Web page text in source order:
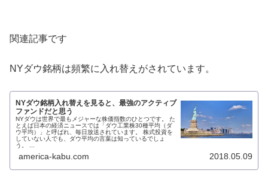
関連記事です
NYダウ銘柄は頻繁に入れ替えがされています。
NYダウ銘柄入れ替えを見ると、最強のアクティブ
ファンドだと思う
NYダウは世界で最もメジャーな株価指数のひとつです。 た
とえば日本の経済ニュースでは「ダウ工業株30種平均（ダ
ウ平均）」と呼ばれ、毎日放送されています。 株式投資を
していない人でも、ダウ平均の言葉は知っているでしょ
う。 ...
america-kabu.com 2018.05.09